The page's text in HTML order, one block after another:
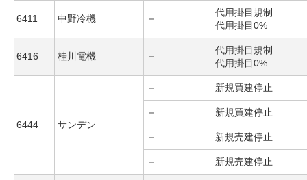
6411 中野冷機 －
代用掛目規制
代用掛目0%
6416 桂川電機 －
代用掛目規制
代用掛目0%
6444 サンデン
－ 新規買建停止
－ 新規買建停止
－ 新規売建停止
－ 新規売建停止